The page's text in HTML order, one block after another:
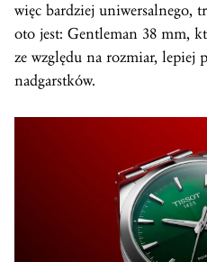
więc bardziej uniwersalnego,
oto jest: Gentleman 38 mm,
ze względu na rozmiar, lepiej
nadgarstków.